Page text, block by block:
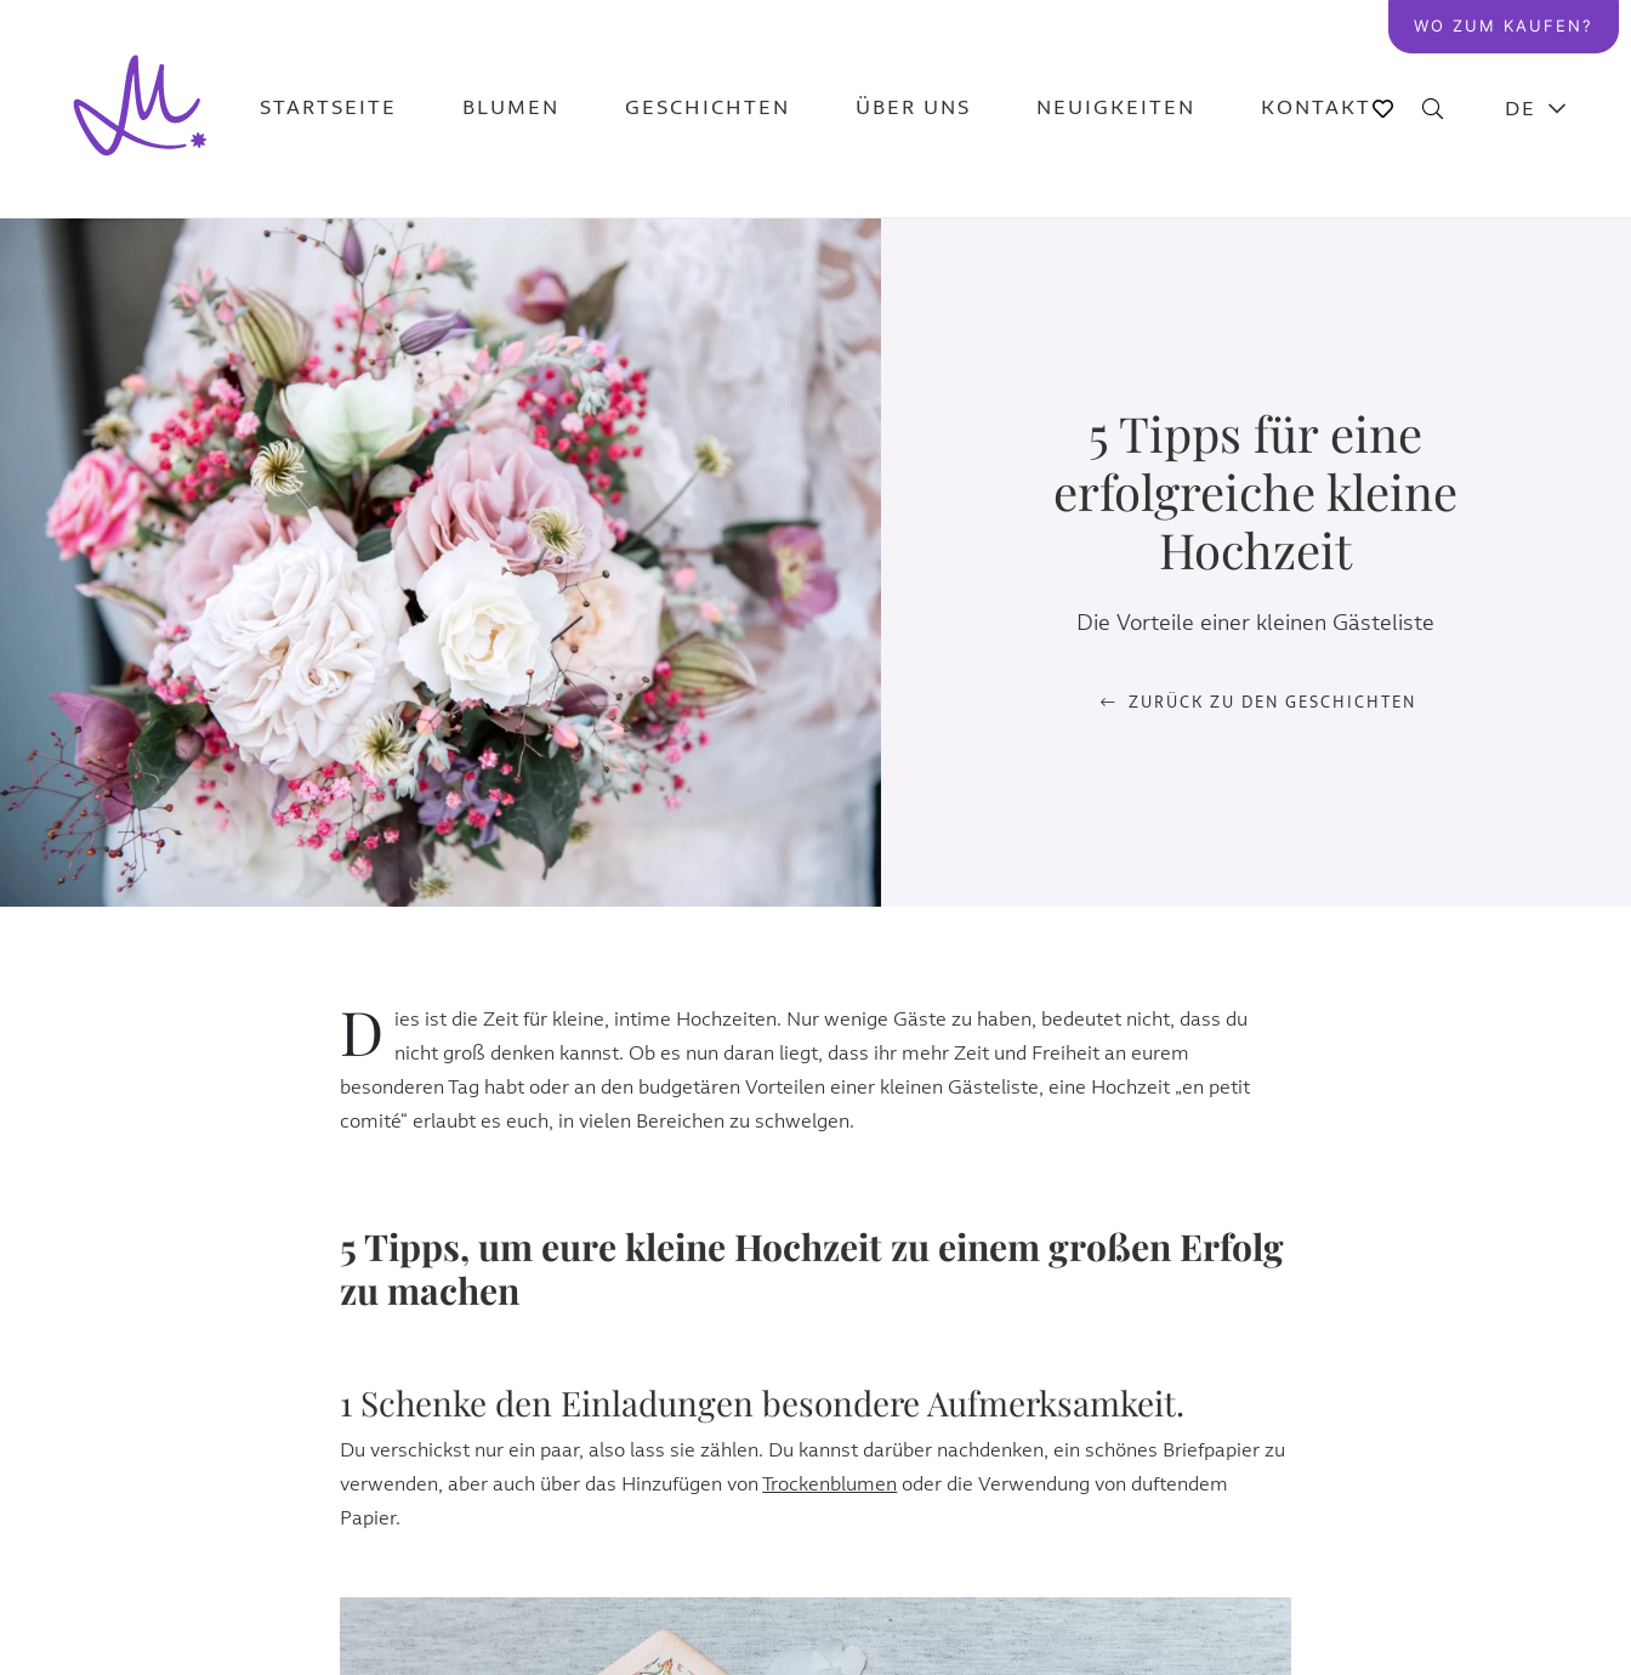
STARTSEITE BLUMEN GESCHICHTEN ÜBER UNS NEUIGKEITEN KONTAKT DE
WO ZUM KAUFEN?
5 Tipps für eine
erfolgreiche kleine
Hochzeit
Die Vorteile einer kleinen Gästeliste
ZURÜCK ZU DEN GESCHICHTEN
D
ies ist die Zeit für kleine, intime Hochzeiten. Nur wenige Gäste zu haben, bedeutet nicht, dass du
nicht groß denken kannst. Ob es nun daran liegt, dass ihr mehr Zeit und Freiheit an eurem
besonderen Tag habt oder an den budgetären Vorteilen einer kleinen Gästeliste, eine Hochzeit „en petit
comité“ erlaubt es euch, in vielen Bereichen zu schwelgen.
5 Tipps, um eure kleine Hochzeit zu einem großen Erfolg
zu machen
1 Schenke den Einladungen besondere Aufmerksamkeit.
Du verschickst nur ein paar, also lass sie zählen. Du kannst darüber nachdenken, ein schönes Briefpapier zu
verwenden, aber auch über das Hinzufügen vonTrockenblumen oder die Verwendung von duftendem
Papier.